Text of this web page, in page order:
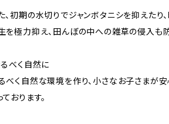
初期の水切りでジャンボタニシを抑えたり
を極力抑え、田んぼの中への雑草の侵入も防
るべく自然に
べく自然な環境を作り、小さなお子さまが
ております。